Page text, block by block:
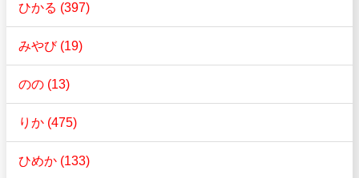
ひかる (397)
みやび (19)
のの (13)
りか (475)
ひめか (133)